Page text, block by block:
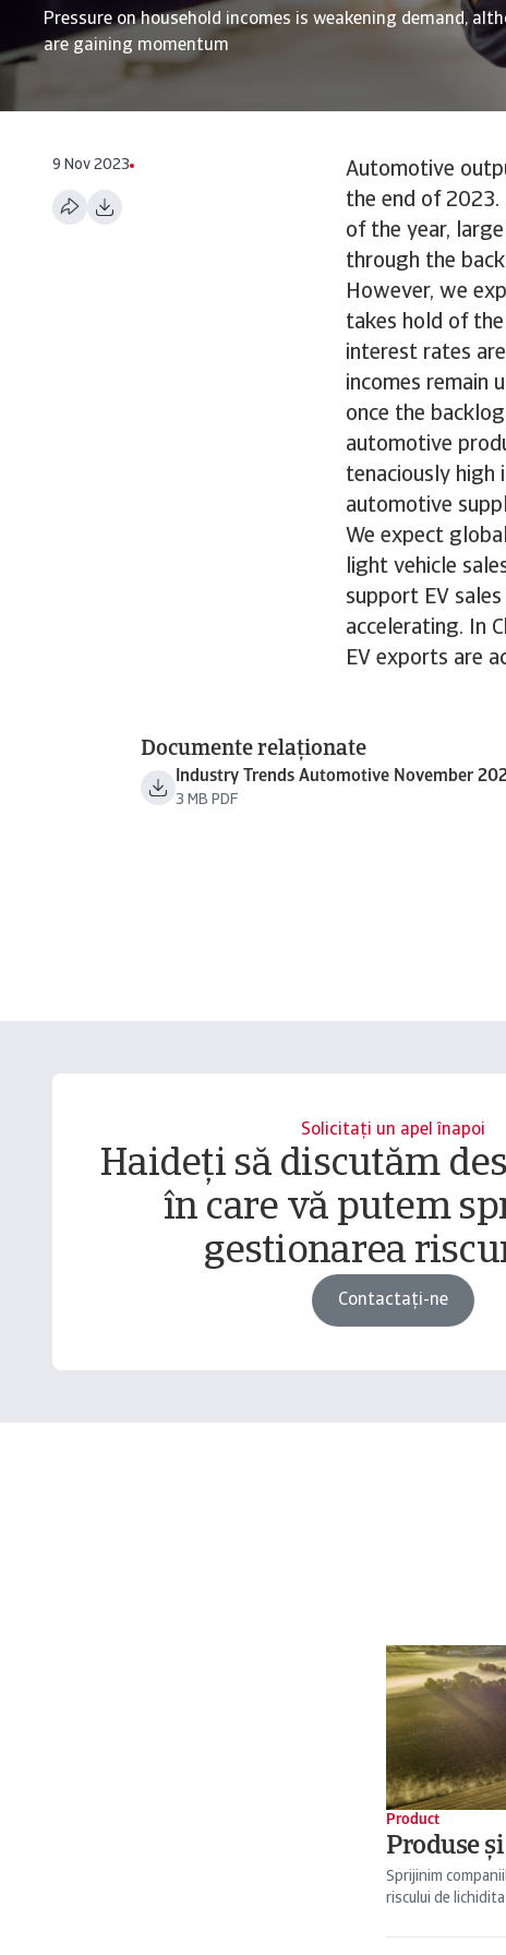
Pressure on household incomes is weakening demand,
are gaining momentum
9 Nov 2023
Automotive
the end of
of the year,
through the
However, we
takes hold of
interest rates
incomes remain
once the
automotive
tenaciously high
automotive
We expect
light vehicle
support EV
accelerating. In
EV exports are
Documente relaționate
Industry Trends Automotive November
3 MB PDF
Solicitați un apel înapoi
Haideți să discutăm
în care vă putem
gestionarea
Contactați-ne
Product
Produse
Sprijinim
riscului de